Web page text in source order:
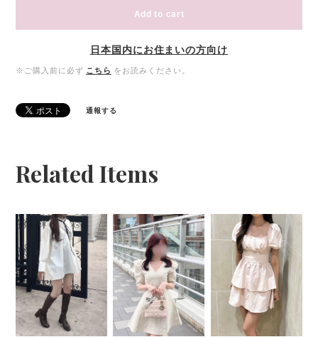
Add to cart
日本国内にお住まいの方向け
※ご購入前に必ず こちら をお読みください。
通報する
Related Items